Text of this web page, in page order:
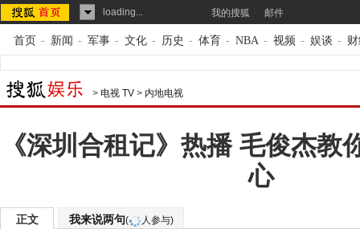
loading... 我的搜狐 邮件
首页 - 新闻 - 军事 - 文化 - 历史 - 体育 - NBA - 视频 - 娱谈 -
> 电视 TV > 内地电视
《深圳合租记》热播 毛俊杰教
心
正文 我来说两句( 人参与)